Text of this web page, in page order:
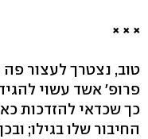
× × ×
טוב, נצטרך לעצור
פרופ' אשד עשוי
כך שכדאי להזדכות
החיבור שלו בגילו;